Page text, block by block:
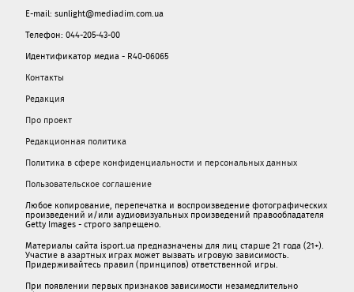
E-mail: sunlight@mediadim.com.ua
Телефон: 044-205-43-00
Идентификатор медиа - R40-06065
Контакты
Редакция
Про проект
Редакционная политика
Политика в сфере конфиденциальности и персональных данных
Пользовательское соглашение
Любое копирование, перепечатка и воспроизведение фотографических
произведений и/или аудиовизуальных произведений правообладателя
Getty Images - строго запрещено.
Материалы сайта isport.ua предназначены для лиц старше 21 года (21+).
Участие в азартных играх может вызвать игровую зависимость.
Придерживайтесь правил (принципов) ответственной игры.
При появлении первых признаков зависимости незамедлительно